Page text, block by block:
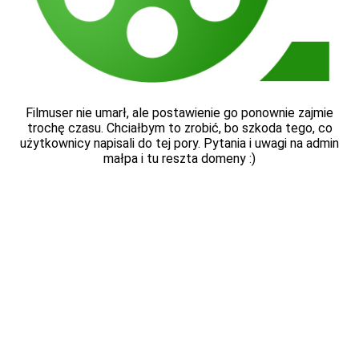
Filmuser nie umarł, ale postawienie go ponownie zajmie
trochę czasu. Chciałbym to zrobić, bo szkoda tego, co
użytkownicy napisali do tej pory. Pytania i uwagi na admin
małpa i tu reszta domeny :)